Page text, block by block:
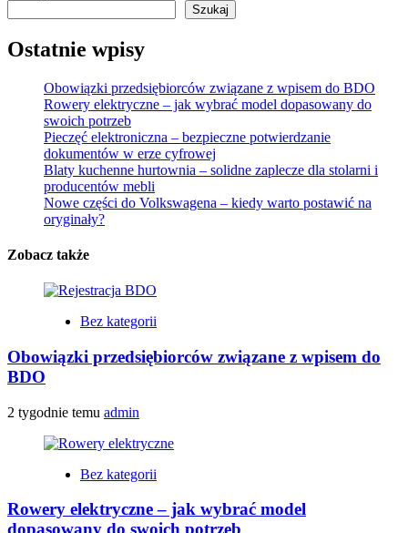
Szukaj
Ostatnie wpisy
Obowiązki przedsiębiorców związane z wpisem do BDO
Rowery elektryczne – jak wybrać model dopasowany do
swoich potrzeb
Pieczęć elektroniczna – bezpieczne potwierdzanie
dokumentów w erze cyfrowej
Blaty kuchenne hurtownia – solidne zaplecze dla stolarni i
producentów mebli
Nowe części do Volkswagena – kiedy warto postawić na
oryginały?
Zobacz także
Bez kategorii
Obowiązki przedsiębiorców związane z wpisem do
BDO
2 tygodnie temu admin
Bez kategorii
Rowery elektryczne – jak wybrać model